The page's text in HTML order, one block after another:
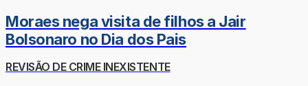
Moraes nega visita de filhos a Jair
Bolsonaro no Dia dos Pais
REVISÃO DE CRIME INEXISTENTE